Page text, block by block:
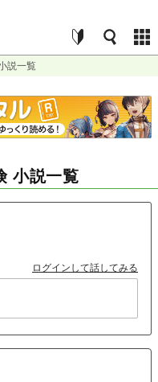
説一覧
小説一覧
ログインして話してみる